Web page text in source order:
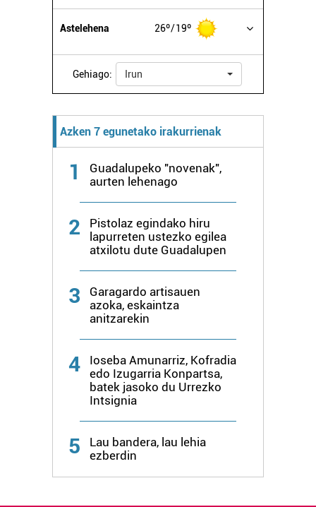
Astelehena 26º 19º
Gehiago: Irun
Azken 7 egunetako irakurrienak
1
Guadalupeko "novenak",
aurten lehenago
2
Pistolaz egindako hiru
lapurreten ustezko egilea
atxilotu dute Guadalupen
3
Garagardo artisauen
azoka, eskaintza
anitzarekin
4
Ioseba Amunarriz, Kofradia
edo Izugarria Konpartsa,
batek jasoko du Urrezko
Intsignia
5
Lau bandera, lau lehia
ezberdin